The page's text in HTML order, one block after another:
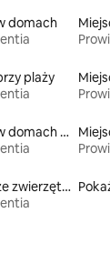
domach
plaży
Miejsca na pobyt w domach wakacyjnych
Miejsca na pobyt ze zwierzętami